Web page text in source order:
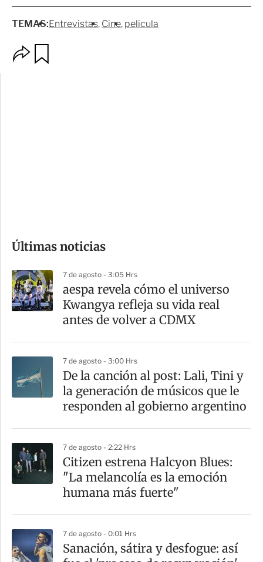
TEMAS:Entrevistas Cine pelicula
m
a
r
t
Últimas noticias
7 de agosto - 3:05 Hrs
aespa revela cómo el universo
Kwangya refleja su vida real
antes de volver a CDMX
7 de agosto - 3:00 Hrs
De la canción al post: Lali, Tini y
la generación de músicos que le
responden al gobierno argentino
7 de agosto - 2:22 Hrs
Citizen estrena Halcyon Blues:
"La melancolía es la emoción
humana más fuerte"
7 de agosto - 0:01 Hrs
Sanación, sátira y desfogue: así